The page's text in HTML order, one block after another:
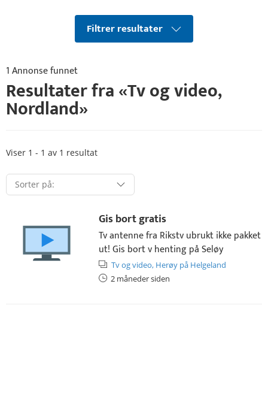
Filtrer resultater
1 Annonse funnet
Resultater fra «Tv og video,
Nordland»
Viser 1 - 1 av 1 resultat
Gis bort gratis
Tv antenne fra Rikstv ubrukt ikke pakket
ut! Gis bort v henting på Seløy
Tv og video, Herøy på Helgeland
2 måneder siden